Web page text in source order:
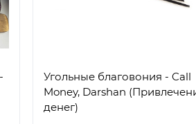
Угольные благовония - Call
Money, Darshan
денег)